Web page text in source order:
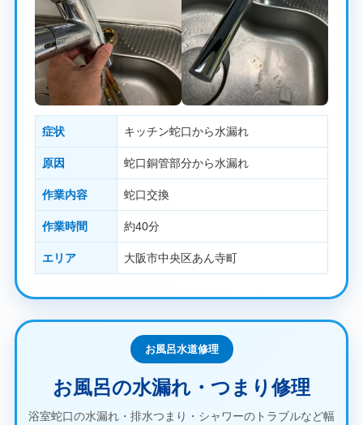
症状 キッチン蛇口から水漏れ
原因 蛇口銅管部分から水漏れ
作業内容 蛇口交換
作業時間 約40分
エリア 大阪市中央区あん寺町
お風呂水道修理
お風呂の水漏れ・つまり修理
浴室蛇口の水漏れ・排水つまり・シャワーのトラブルなど幅